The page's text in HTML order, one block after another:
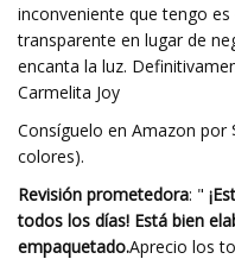
inconveniente que tengo
transparente en lugar de
encanta la luz.
Carmelita Joy
Consíguelo en Amazon por
colores).
Revisión prometedora: "
todos los días! Está bien
empaquetado.Aprecio los